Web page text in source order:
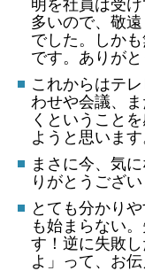
明を社員は受
多いので、敬
でした。しか
です。ありがと
これからはテ
わせや会議、
くということ
ようと思います
まさに今、気
りがとうござい
とても分かり
も始まらない
す！逆に失敗
よ」って、お伝